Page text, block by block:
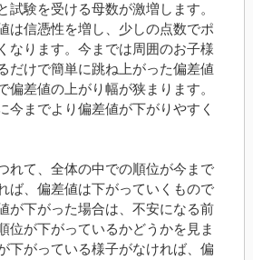
試験を受ける母数が激増します。
は信憑性を増し、少しの点数でポ
なります。今までは周囲のお子様
だけで簡単に跳ね上がった偏差値
偏差値の上がり幅が狭まります。
今までより偏差値が下がりやすく
れて、全体の中での順位が今まで
ば、偏差値は下がっていくもので
が下がった場合は、不安になる前
位が下がっているかどうかを見ま
下がっている様子がなければ、偏